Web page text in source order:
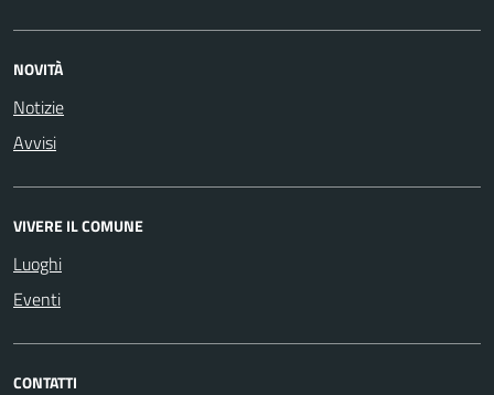
NOVITÀ
Notizie
Avvisi
VIVERE IL COMUNE
Luoghi
Eventi
CONTATTI